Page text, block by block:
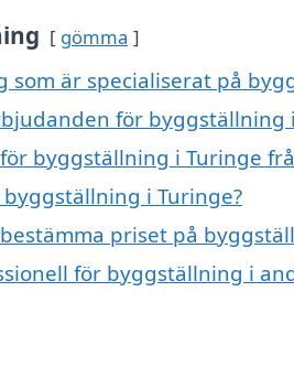
gömma
som är specialiserat på
för byggställning
byggställning i Turinge
i Turinge?
priset på
för byggställning i